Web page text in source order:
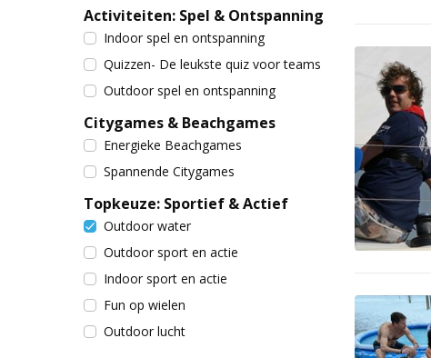
Activiteiten: Spel & Ontspanning
Indoor spel en ontspanning
Quizzen- De leukste quiz voor teams
Outdoor spel en ontspanning
Citygames & Beachgames
Energieke Beachgames
Spannende Citygames
Topkeuze: Sportief & Actief
Outdoor water
Outdoor sport en actie
Indoor sport en actie
Fun op wielen
Outdoor lucht